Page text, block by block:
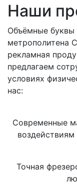
Наши
Объёмные буквы
метрополитена
рекламная
предлагаем
условиях
нас:
Современные
Точная